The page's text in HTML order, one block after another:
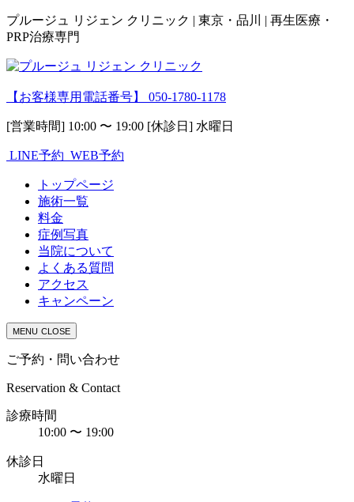
プルージュ リジェン クリニック | 東京・品川 | 再生医療・
PRP治療専門
【お客様専用電話番号】 050-1780-1178
[営業時間] 10:00 〜 19:00 [休診日] 水曜日
LINE予約 WEB予約
トップページ
施術一覧
料金
症例写真
当院について
よくある質問
アクセス
キャンペーン
MENU CLOSE
ご予約・問い合わせ
Reservation & Contact
診療時間
10:00 〜 19:00
休診日
水曜日